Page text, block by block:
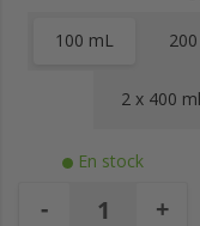
100 mL
2 x 400 ml
En stock
- +